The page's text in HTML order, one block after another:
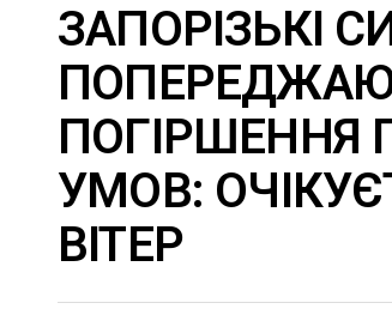
ЗАПОРІЗЬКІ
ПОГІРШЕННЯ
УМОВ:
ВІТЕР